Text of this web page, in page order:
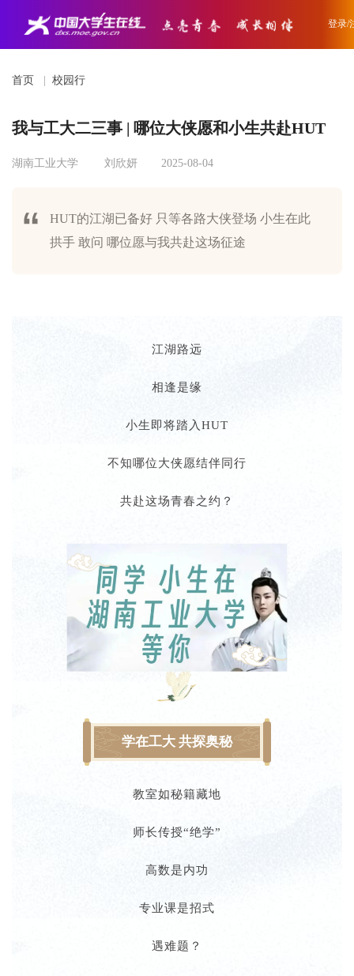
登录/
首页 校园行
我与工大二三事 | 哪位大侠愿和小生共赴HUT
湖南工业大学 刘欣妍 2025-08-04
HUT的江湖已备好 只等各路大侠登场 小生在此
拱手 敢问 哪位愿与我共赴这场征途
江湖路远
相逢是缘
小生即将踏入HUT
不知哪位大侠愿结伴同行
共赴这场青春之约？
学在工大 共探奥秘
教室如秘籍藏地
师长传授“绝学”
高数是内功
专业课是招式
遇难题？